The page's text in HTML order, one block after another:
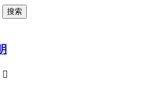
搜索
